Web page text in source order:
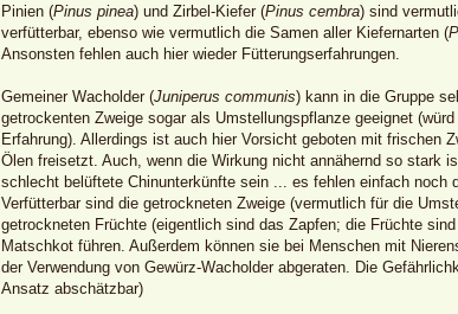
Pinien (Pinus pinea) und Zirbel-Kiefer (Pinus cembra) sind
verfütterbar, ebenso wie vermutlich die Samen aller Kiefernarten (
Ansonsten fehlen auch hier wieder Fütterungserfahrungen.
Gemeiner Wacholder (Juniperus communis) kann in die Gruppe
getrockenten Zweige sogar als Umstellungspflanze geeignet
Erfahrung). Allerdings ist auch hier Vorsicht geboten mit frischen
Ölen freisetzt. Auch, wenn die Wirkung nicht annähernd so stark
schlecht belüftete Chinunterkünfte sein ... es fehlen einfach noch
Verfütterbar sind die getrockneten Zweige (vermutlich für die
getrockneten Früchte (eigentlich sind das Zapfen; die Früchte
Matschkot führen. Außerdem können sie bei Menschen mit
der Verwendung von Gewürz-Wacholder abgeraten. Die
Ansatz abschätzbar)